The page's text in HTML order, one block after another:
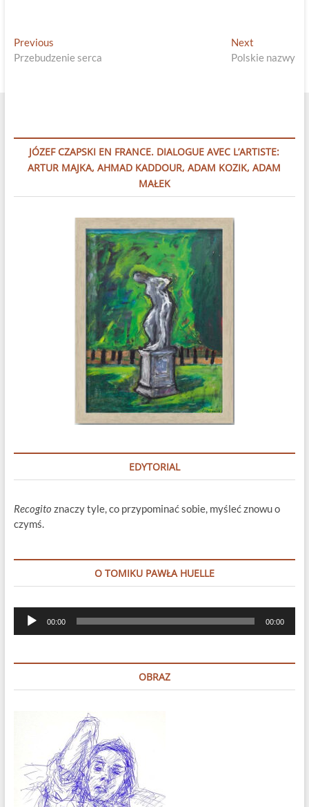
Nawigacja
wpisu
PreviousPrevious
post:
Przebudzenie serca
Next
post:
Polskie nazwy
JÓZEF CZAPSKI EN FRANCE. DIALOGUE AVEC L’ARTISTE:
ARTUR MAJKA, AHMAD KADDOUR, ADAM KOZIK, ADAM
MAŁEK
EDYTORIAL
Recogito znaczy tyle, co przypominać sobie, myśleć znowu o
czymś.
O TOMIKU PAWŁA HUELLE
Odtwarzacz
plików
00:00 00:00
OBRAZ